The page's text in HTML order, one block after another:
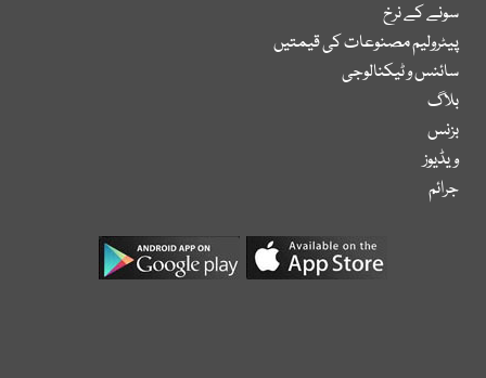
سونے کے نرخ
پیٹرولیم مصنوعات کی قیمتیں
سائنس و ٹیکنالوجی
بلاگ
بزنس
ویڈیوز
جرائم